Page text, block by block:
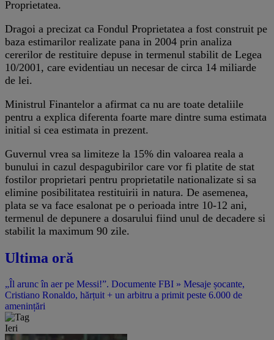
Proprietatea.
Dragoi a precizat ca Fondul Proprietatea a fost construit pe
baza estimarilor realizate pana in 2004 prin analiza
cererilor de restituire depuse in termenul stabilit de Legea
10/2001, care evidentiau un necesar de circa 14 miliarde
de lei.
Ministrul Finantelor a afirmat ca nu are toate detaliile
pentru a explica diferenta foarte mare dintre suma estimata
initial si cea estimata in prezent.
Guvernul vrea sa limiteze la 15% din valoarea reala a
bunului in cazul despagubirilor care vor fi platite de stat
fostilor proprietari pentru proprietatile nationalizate si sa
elimine posibilitatea restituirii in natura. De asemenea,
plata se va face esalonat pe o perioada intre 10-12 ani,
termenul de depunere a dosarului fiind unul de decadere si
stabilit la maximum 90 zile.
Ultima oră
„Îl arunc în aer pe Messi!”. Documente FBI » Mesaje șocante,
Cristiano Ronaldo, hărțuit + un arbitru a primit peste 6.000 de
amenințări
Ieri